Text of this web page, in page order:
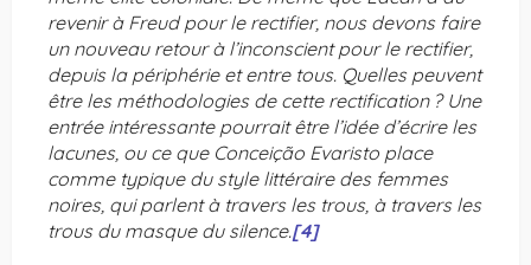
revenir à Freud pour le rectifier, nous devons faire
un nouveau retour à l’inconscient pour le rectifier,
depuis la périphérie et entre tous. Quelles peuvent
être les méthodologies de cette rectification ? Une
entrée intéressante pourrait être l’idée d’écrire les
lacunes, ou ce que Conceição Evaristo place
comme typique du style littéraire des femmes
noires, qui parlent à travers les trous, à travers les
trous du masque du silence.[4]